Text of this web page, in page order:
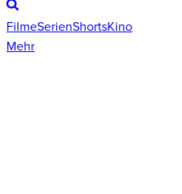
FilmeSerienShortsKino
Mehr